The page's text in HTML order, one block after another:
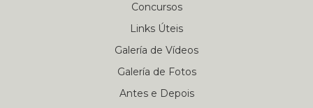
Concursos
Links Úteis
Galería de Vídeos
Galería de Fotos
Antes e Depois